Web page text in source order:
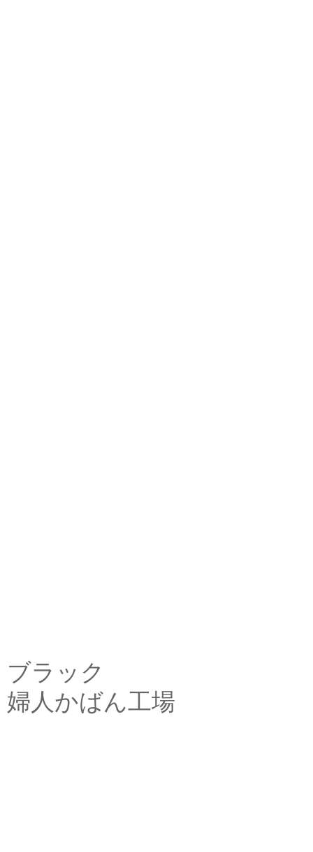
ブラック
婦人かばん工場